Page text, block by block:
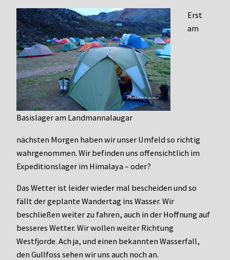
Basislager am Landmannalaugar
Erst
am
nächsten Morgen haben wir unser Umfeld so richtig
wahrgenommen. Wir befinden uns offensichtlich im
Expeditionslager im Himalaya – oder?
Das Wetter ist leider wieder mal bescheiden und so
fällt der geplante Wandertag ins Wasser. Wir
beschließen weiter zu fahren, auch in der Hoffnung auf
besseres Wetter. Wir wollen weiter Richtung
Westfjorde. Ach ja, und einen bekannten Wasserfall,
den Gullfoss sehen wir uns auch noch an.